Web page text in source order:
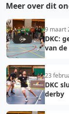
Meer over dit
9 maart
DKC:
van
23
DKC
derby